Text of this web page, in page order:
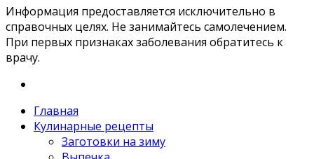
Информация предоставляется исключительно в
справочных целях. Не занимайтесь самолечением.
При первых признаках заболевания обратитесь к
врачу.
Главная
Кулинарные рецепты
Заготовки на зиму